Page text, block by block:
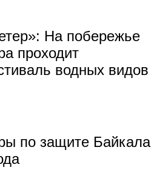
На побережье
проходит
водных видов
по защите Байкала